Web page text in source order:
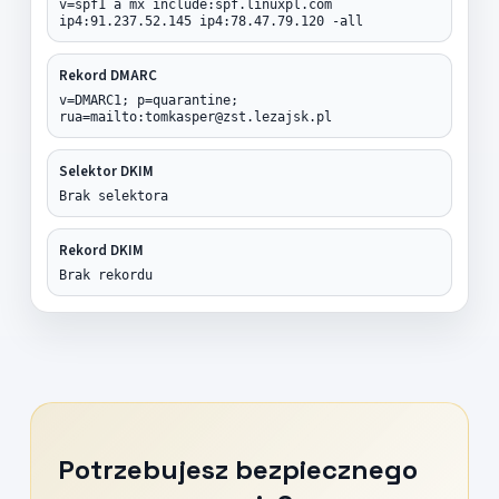
v=spf1 a mx include:spf.linuxpl.com
ip4:91.237.52.145 ip4:78.47.79.120 -all
Rekord DMARC
v=DMARC1; p=quarantine;
rua=mailto:tomkasper@zst.lezajsk.pl
Selektor DKIM
Brak selektora
Rekord DKIM
Brak rekordu
Potrzebujesz bezpiecznego